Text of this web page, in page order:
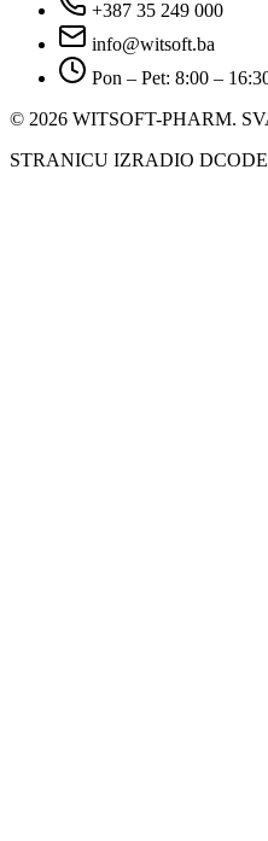
+387 35 249 000
info@witsoft.ba
Pon – Pet: 8:00 –
© 2026 WITSOFT-PHARM.
STRANICU IZRADIO